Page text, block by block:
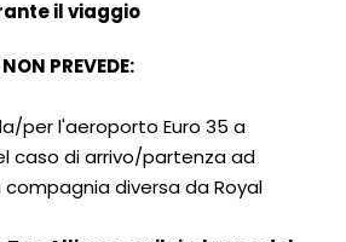
il viaggio
PREVEDE:
per l'aeroporto Euro 35 a
caso di arrivo/partenza ad
diversa da Royal